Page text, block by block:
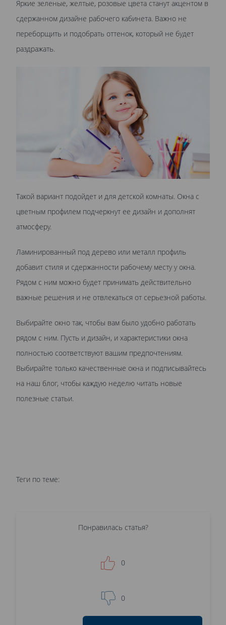
Яркие зеленые, желтые, розовые цвета станут акцентом в
сдержанном дизайне рабочего кабинета. Важно не
переборщить и подобрать оттенок, который не будет
раздражать.
Такой вариант подойдет и для детской комнаты. Окна с
цветным профилем подчеркнут ее дизайн и дополнят
атмосферу.
Ламинированный под дерево или металл профиль
добавит стиля и сдержанности рабочему месту у окна.
Рядом с ним можно будет принимать действительно
важные решения и не отвлекаться от серьезной работы.
Выбирайте окно так, чтобы вам было удобно работать
рядом с ним. Пусть и дизайн, и характеристики окна
полностью соответствуют вашим предпочтениям.
Выбирайте только качественные окна и подписывайтесь
на наш блог, чтобы каждую неделю читать новые
полезные статьи.
Теги по теме:
Понравилась статья?
0
0